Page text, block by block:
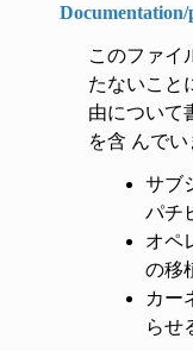
Documentation/
このファイ
たないこと
由について
を含 んでい
サブ
パチ
オペ
の移
カー
らせ